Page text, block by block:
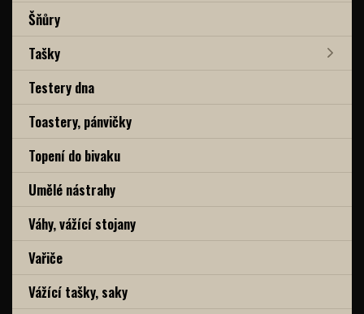
Šňůry
Tašky
Testery dna
Toastery, pánvičky
Topení do bivaku
Umělé nástrahy
Váhy, vážící stojany
Vařiče
Vážící tašky, saky